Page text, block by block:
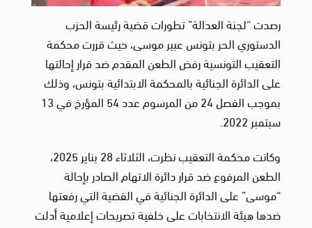
رصدت “لجنة العدالة” تطورات قضية رئيسة الحزب
الدستوري الحر بتونس عبير موسى، حيث قررت محكمة
التعقيب التونسية رفض الطعن المقدم ضد قرار إحالتها
على الدائرة الجنائية بالمحكمة الابتدائية بتونس، وذلك
بموجب الفصل 24 من المرسوم عدد 54 المؤرخ في 13
سبتمبر 2022.
وكانت محكمة التعقيب نظرت، الثلاثاء 28 يناير 2025،
الطعن المرفوع ضد قرار دائرة الاتهام الصادر بإحالة
“موسى” على الدائرة الجنائية في القضية التي رفعتها
ضدها هيئة الانتخابات على خلفية تصريحات إعلامية أدلت